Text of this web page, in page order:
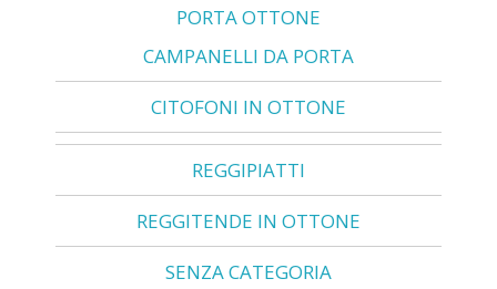
PORTA OTTONE
CAMPANELLI DA PORTA
CITOFONI IN OTTONE
REGGIPIATTI
REGGITENDE IN OTTONE
SENZA CATEGORIA